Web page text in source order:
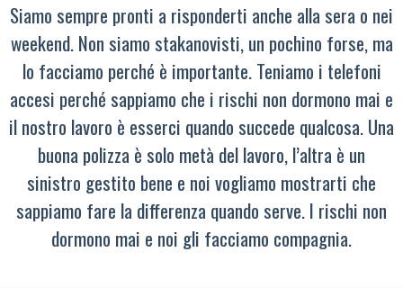
Siamo sempre pronti a risponderti anche alla sera o nei
weekend. Non siamo stakanovisti, un pochino forse, ma
lo facciamo perché è importante. Teniamo i telefoni
accesi perché sappiamo che i rischi non dormono mai e
il nostro lavoro è esserci quando succede qualcosa. Una
buona polizza è solo metà del lavoro, l’altra è un
sinistro gestito bene e noi vogliamo mostrarti che
sappiamo fare la differenza quando serve. I rischi non
dormono mai e noi gli facciamo compagnia.